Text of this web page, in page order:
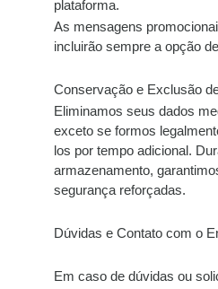
plataforma.
As mensagens
incluirão sempre a opção
Conservação e Exclusão
Eliminamos seus dados
exceto se formos
los por tempo adicional.
armazenamento,
segurança reforçadas.
Dúvidas e Contato com o
Em caso de dúvidas ou